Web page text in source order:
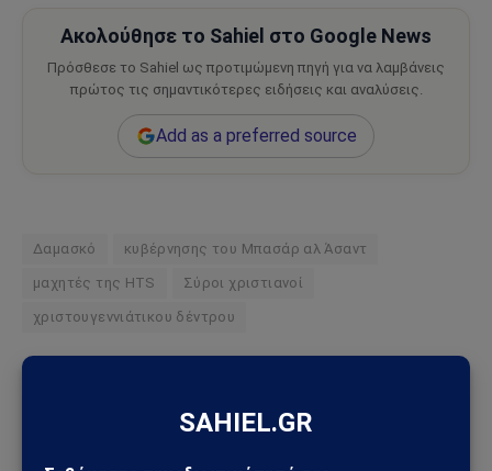
Ακολούθησε το Sahiel στο Google News
Πρόσθεσε το Sahiel ως προτιμώμενη πηγή για να λαμβάνεις
πρώτος τις σημαντικότερες ειδήσεις και αναλύσεις.
Add as a preferred source
Δαμασκό κυβέρνησης του Μπασάρ αλ Άσαντ
μαχητές της HTS Σύροι χριστιανοί
χριστουγεννιάτικου δέντρου